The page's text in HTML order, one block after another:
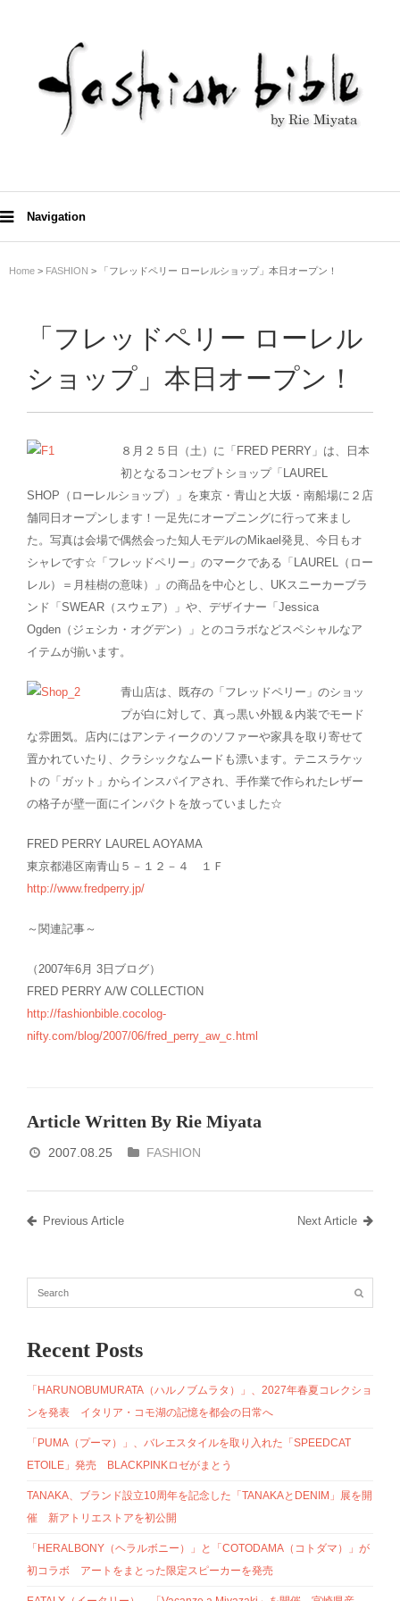
Navigation
Home > FASHION > 「フレッドペリー ローレルショップ」本日オープン！
「フレッドペリー ローレル
ショップ」本日オープン！
８月２５日（土）に「FRED PERRY」は、日本
初となるコンセプトショップ「LAUREL
SHOP（ローレルショップ）」を東京・青山と大坂・南船場に２店
舗同日オープンします！一足先にオープニングに行って来まし
た。写真は会場で偶然会った知人モデルのMikael発見、今日もオ
シャレです☆「フレッドペリー」のマークである「LAUREL（ロー
レル）＝月桂樹の意味）」の商品を中心とし、UKスニーカーブラ
ンド「SWEAR（スウェア）」や、デザイナー「Jessica
Ogden（ジェシカ・オグデン）」とのコラボなどスペシャルなア
イテムが揃います。
青山店は、既存の「フレッドペリー」のショッ
プが白に対して、真っ黒い外観＆内装でモード
な雰囲気。店内にはアンティークのソファーや家具を取り寄せて
置かれていたり、クラシックなムードも漂います。テニスラケッ
トの「ガット」からインスパイアされ、手作業で作られたレザー
の格子が壁一面にインパクトを放っていました☆
FRED PERRY LAUREL AOYAMA
東京都港区南青山５－１２－４ １Ｆ
http://www.fredperry.jp/
～関連記事～
（2007年6月 3日ブログ）
FRED PERRY A/W COLLECTION
http://fashionbible.cocolog-
nifty.com/blog/2007/06/fred_perry_aw_c.html
Article Written By Rie Miyata
2007.08.25 FASHION
Previous Article Next Article
Recent Posts
「HARUNOBUMURATA（ハルノブムラタ）」、2027年春夏コレクショ
ンを発表 イタリア・コモ湖の記憶を都会の日常へ
「PUMA（プーマ）」、バレエスタイルを取り入れた「SPEEDCAT
ETOILE」発売 BLACKPINKロゼがまとう
TANAKA、ブランド設立10周年を記念した「TANAKAとDENIM」展を開
催 新アトリエストアを初公開
「HERALBONY（ヘラルボニー）」と「COTODAMA（コトダマ）」が
初コラボ アートをまとった限定スピーカーを発売